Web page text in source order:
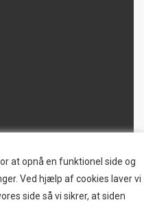
at opnå en funktionel side og
Ved hjælp af cookies laver vi
side så vi sikrer, at siden